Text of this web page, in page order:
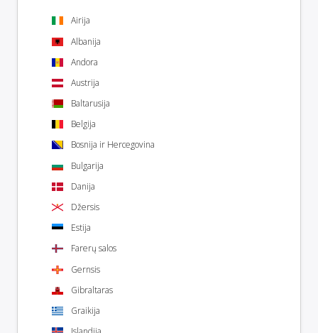
Airija
Albanija
Andora
Austrija
Baltarusija
Belgija
Bosnija ir Hercegovina
Bulgarija
Danija
Džersis
Estija
Farerų salos
Gernsis
Gibraltaras
Graikija